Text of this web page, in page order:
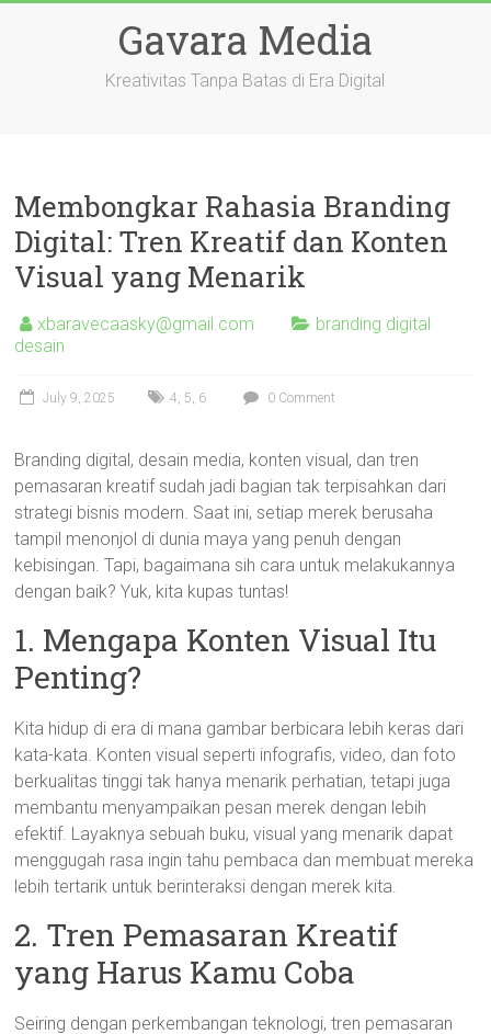
Gavara Media
Kreativitas Tanpa Batas di Era Digital
Membongkar Rahasia Branding
Digital: Tren Kreatif dan Konten
Visual yang Menarik
xbaravecaasky@gmail.com
branding digital
desain
July 9, 2025 4, 5, 6 0 Comment
Branding digital, desain media, konten visual, dan tren
pemasaran kreatif sudah jadi bagian tak terpisahkan dari
strategi bisnis modern. Saat ini, setiap merek berusaha
tampil menonjol di dunia maya yang penuh dengan
kebisingan. Tapi, bagaimana sih cara untuk melakukannya
dengan baik? Yuk, kita kupas tuntas!
1. Mengapa Konten Visual Itu
Penting?
Kita hidup di era di mana gambar berbicara lebih keras dari
kata-kata. Konten visual seperti infografis, video, dan foto
berkualitas tinggi tak hanya menarik perhatian, tetapi juga
membantu menyampaikan pesan merek dengan lebih
efektif. Layaknya sebuah buku, visual yang menarik dapat
menggugah rasa ingin tahu pembaca dan membuat mereka
lebih tertarik untuk berinteraksi dengan merek kita.
2. Tren Pemasaran Kreatif
yang Harus Kamu Coba
Seiring dengan perkembangan teknologi, tren pemasaran